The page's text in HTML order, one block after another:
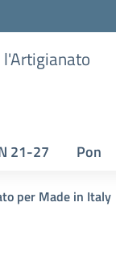
21-27 Pon
per Made in Italy